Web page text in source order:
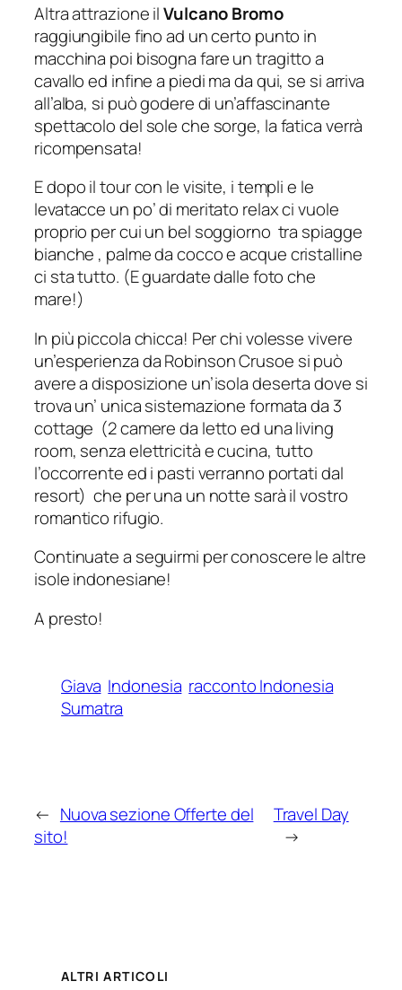
Altra attrazione ilVulcano Bromo
raggiungibile fino ad un certo punto in
macchina poi bisogna fare un tragitto a
cavallo ed infine a piedi ma da qui, se si arriva
all’alba, si può godere di un’affascinante
spettacolo del sole che sorge, la fatica verrà
ricompensata!
E dopo il tour con le visite, i templi e le
levatacce un po’ di meritato relax ci vuole
proprio per cui un bel soggiorno tra spiagge
bianche , palme da cocco e acque cristalline
ci sta tutto. (E guardate dalle foto che
mare!)
In più piccola chicca! Per chi volesse vivere
un’esperienza da Robinson Crusoe si può
avere a disposizione un’isola deserta dove si
trova un’ unica sistemazione formata da 3
cottage (2 camere da letto ed una living
room, senza elettricità e cucina, tutto
l’occorrente ed i pasti verranno portati dal
resort) che per una un notte sarà il vostro
romantico rifugio.
Continuate a seguirmi per conoscere le altre
isole indonesiane!
A presto!
Giava Indonesia racconto Indonesia
Sumatra
← Nuova sezione Offerte del
sito!
Travel Day
→
ALTRI ARTICOLI